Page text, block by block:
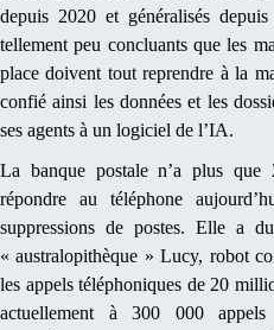
depuis 2020 et généralisés
tellement peu concluants que les
place doivent tout reprendre à la
confié ainsi les données et les
ses agents à un logiciel de l’IA.
La banque postale n’a plus que
répondre au téléphone
suppressions de postes. Elle a
« australopithèque » Lucy, robot
les appels téléphoniques de 20
actuellement à 300 000